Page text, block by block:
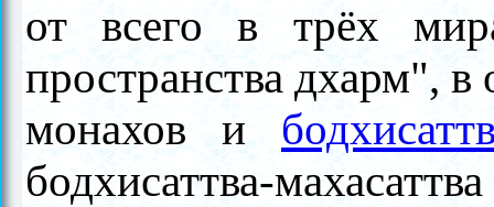
от всего в трёх
пространства дхарм",
монахов и
бодхисаттва-